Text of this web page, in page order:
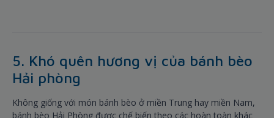
5. Khó quên hương vị của bánh bèo
Hải phòng
Không giống với món bánh bèo ở miền Trung hay miền Nam,
bánh bèo Hải Phòng được chế biến theo các hoàn toàn khác